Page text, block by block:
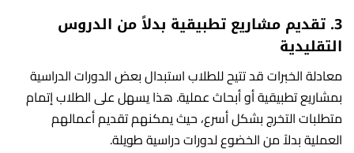
3. تقديم مشاريع تطبيقية بدلاً من الدروس
التقليدية
معادلة الخبرات قد تتيح للطلاب استبدال بعض الدورات الدراسية
بمشاريع تطبيقية أو أبحاث عملية. هذا يسهل على الطلاب إتمام
متطلبات التخرج بشكل أسرع، حيث يمكنهم تقديم أعمالهم
العملية بدلاً من الخضوع لدورات دراسية طويلة.